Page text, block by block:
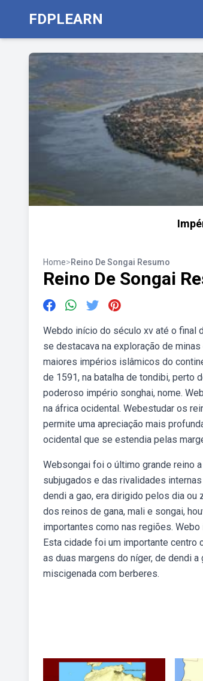
FDPLEARN
Home>Reino De Songai Resumo
Reino De Songai
Webdo início do século xv até o final
se destacava na exploração de
maiores impérios islâmicos do
de 1591, na batalha de tondibi, perto
poderoso império songhai, nome.
na áfrica ocidental. Webestudar os
permite uma apreciação mais
ocidental que se estendia pelas
Websongai foi o último grande reino
subjugados e das rivalidades
dendi a gao, era dirigido pelos dia ou
dos reinos de gana, mali e songai,
importantes como nas regiões.
Esta cidade foi um importante centro
as duas margens do níger, de dendi
miscigenada com berberes.